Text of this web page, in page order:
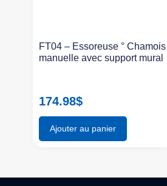
FT04 – Essoreuse ° Chamois
manuelle avec support mural
174.98$
Ajouter au panier